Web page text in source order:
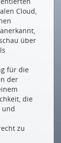
Cloud,
über
für die
der
die
und
zu